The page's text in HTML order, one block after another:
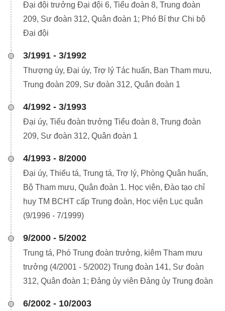
Đại đội trưởng Đại đội 6, Tiểu đoàn 8, Trung đoàn
209, Sư đoàn 312, Quân đoàn 1; Phó Bí thư Chi bộ
Đại đội
3/1991 - 3/1992
Thượng úy, Đại úy, Trợ lý Tác huấn, Ban Tham mưu,
Trung đoàn 209, Sư đoàn 312, Quân đoàn 1
4/1992 - 3/1993
Đại úy, Tiểu đoàn trưởng Tiểu đoàn 8, Trung đoàn
209, Sư đoàn 312, Quân đoàn 1
4/1993 - 8/2000
Đại úy, Thiếu tá, Trung tá, Trợ lý, Phòng Quân huấn,
Bộ Tham mưu, Quân đoàn 1. Học viên, Đào tạo chỉ
huy TM BCHT cấp Trung đoàn, Học viện Lục quân
(9/1996 - 7/1999)
9/2000 - 5/2002
Trung tá, Phó Trung đoàn trưởng, kiêm Tham mưu
trưởng (4/2001 - 5/2002) Trung đoàn 141, Sư đoàn
312, Quân đoàn 1; Đảng ủy viên Đảng ủy Trung đoàn
6/2002 - 10/2003